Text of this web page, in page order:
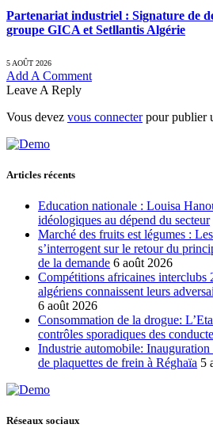
Partenariat industriel : Signature de
groupe GICA et Setllantis Algérie
5 AOÛT 2026
Add A Comment
Leave A Reply
Vous devez vous connecterpour publier
Articles récents
Education nationale : Louisa
idéologiques au dépend du secteur
Marché des fruits est légumes :
s’interrogent sur le retour du
de la demande 6 août 2026
Compétitions africaines interclubs
algériens connaissent leurs
6 août 2026
Consommation de la drogue:
contrôles sporadiques des
Industrie automobile: Inauguration
de plaquettes de frein à Réghaïa 5
Réseaux sociaux